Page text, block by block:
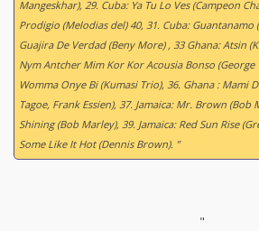
Mangeskhar), 29. Cuba: Ya Tu Lo Ves (Campeon
Prodigio (Melodias del) 40, 31. Cuba: Guantanamo
Guajira De Verdad (Beny More) , 33 Ghana: Atsin
Nym Antcher Mim Kor Kor Acousia Bonso (George
Womma Onye Bi (Kumasi Trio), 36. Ghana : Mami
Tagoe, Frank Essien), 37. Jamaica: Mr. Brown (Bob
Shining (Bob Marley), 39. Jamaica: Red Sun Rise
Some Like It Hot (Dennis Brown). ”
"